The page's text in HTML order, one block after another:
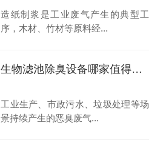
造纸制浆是工业废气产生的典型工
序，木材、竹材等原料经...
生物滤池除臭设备哪家值得信任
工业生产、市政污水、垃圾处理等场
景持续产生的恶臭废气...